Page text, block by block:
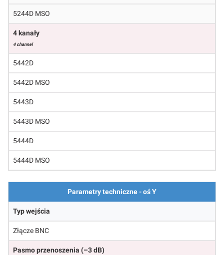
5244D MSO
4 kanały
4 channel
5442D
5442D MSO
5443D
5443D MSO
5444D
5444D MSO
Parametry techniczne - oś Y
Typ wejścia
Złącze BNC
Pasmo przenoszenia (–3 dB)